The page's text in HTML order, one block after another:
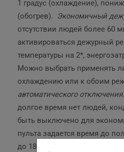
1 градус (охлаждение),
(обогрев).
Экономичный
отсутствии людей более 60
активироваться дежурный
температуры на 2*,
Можно выбрать применять
охлаждению или к обоим
автоматического отключения
долгое время нет людей,
быть выключено для
пульта задается время до
до 180 минут с 10 мин.